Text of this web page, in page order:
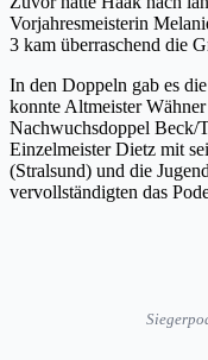
Vorjahresmeisterin
3 kam überraschend die
In den Doppeln gab es
konnte Altmeister
Nachwuchsdoppel Beck/
Einzelmeister Dietz mit
(Stralsund) und die
vervollständigten das